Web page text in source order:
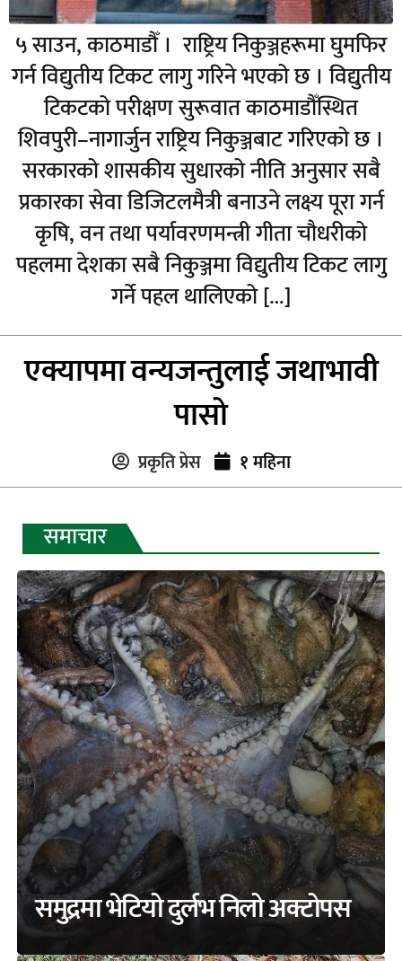
५ साउन, काठमाडौँ । राष्ट्रिय निकुञ्जहरूमा घुमफिर
गर्न विद्युतीय टिकट लागु गरिने भएको छ । विद्युतीय
टिकटको परीक्षण सुरूवात काठमाडौँस्थित
शिवपुरी–नागार्जुन राष्ट्रिय निकुञ्जबाट गरिएको छ ।
सरकारको शासकीय सुधारको नीति अनुसार सबै
प्रकारका सेवा डिजिटलमैत्री बनाउने लक्ष्य पूरा गर्न
कृषि, वन तथा पर्यावरणमन्त्री गीता चौधरीको
पहलमा देशका सबै निकुञ्जमा विद्युतीय टिकट लागु
गर्ने पहल थालिएको […]
एक्यापमा वन्यजन्तुलाई जथाभावी
पासो
प्रकृति प्रेस १ महिना
समुद्रमा भेटियो दुर्लभ निलो अक्टोपस